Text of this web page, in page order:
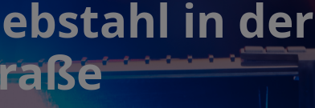
in der